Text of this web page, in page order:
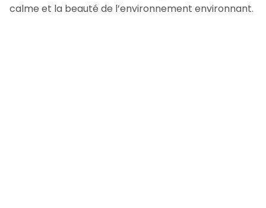
calme et la beauté de l’environnement environnant.